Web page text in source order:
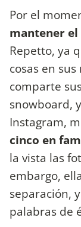
Por el
mantener
Repetto, ya
cosas en
comparte
snowboard,
Instagram,
cinco en
la vista las
embargo,
separación,
palabras de